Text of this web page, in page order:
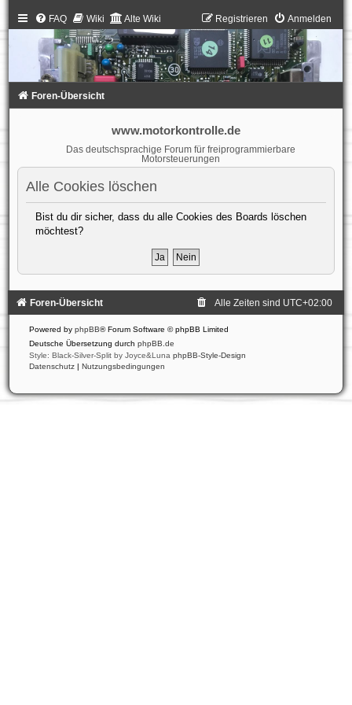
FAQ Wiki Alte Wiki Anmelden
Registrieren
Foren-Übersicht
www.motorkontrolle.de
Das deutschsprachige Forum für freiprogrammierbare
Motorsteuerungen
Alle Cookies löschen
Bist du dir sicher, dass du alle Cookies des Boards löschen
möchtest?
Foren-Übersicht Alle Zeiten sind UTC+02:00
Powered by phpBB® Forum Software © phpBB Limited
Deutsche Übersetzung durch phpBB.de
Style: Black-Silver-Split by Joyce&Luna phpBB-Style-Design
Datenschutz | Nutzungsbedingungen